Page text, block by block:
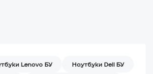
Lenovo БУ Ноутбуки Dell БУ